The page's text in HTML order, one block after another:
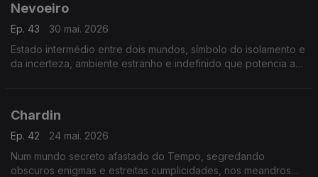
Nevoeiro
Ep. 43
30 mai. 2026
Estado intermédio entre dois mundos, símbolo do isolamento e
da incerteza, ambiente estranho e indefinido que potencia a
Chardin
Ep. 42
24 mai. 2026
Num mundo secreto afastado do Tempo, segredando
obscuros enigmas e estreitas cumplicidades, nos meandros